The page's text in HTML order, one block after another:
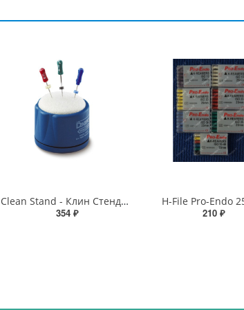
Clean Stand - Клин Стенд Maillefer
354 ₽
H-File Pro-Endo
210 ₽